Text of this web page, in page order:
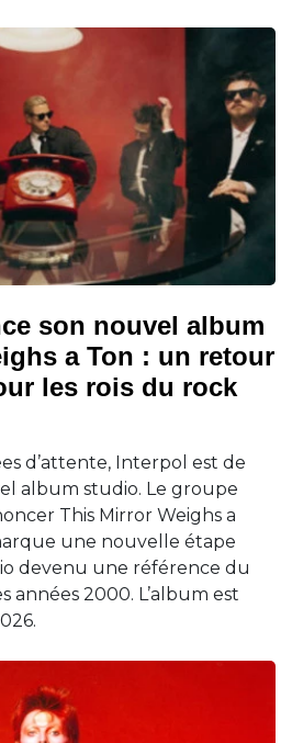
son nouvel album
a Ton : un retour
les rois du rock
d’attente, Interpol est de
album studio. Le groupe
This Mirror Weighs a
une nouvelle étape
devenu une référence du
années 2000. L’album est